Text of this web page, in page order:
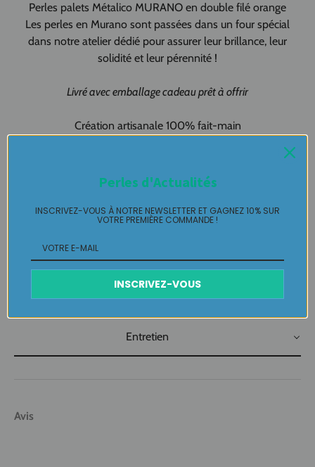
Perles palets Métalico MURANO en double filé orange
Les perles en Murano sont passées dans un four spécial
dans notre atelier dédié pour assurer leur brillance, leur
solidité et leur pérennité !
Livré avec emballage cadeau prêt à offrir
Création artisanale 100% fait-main
Bijou de sac pièce unique LABELLE IKEYA :du jamais vu, jamais
Plaisir de Créer, Désir de Plaire !
Livraison
Retours Gratuits
Entretien
Avis
Perles d'Actualités
INSCRIVEZ-VOUS À NOTRE NEWSLETTER ET GAGNEZ 10% SUR
VOTRE PREMIÈRE COMMANDE !
INSCRIVEZ-VOUS